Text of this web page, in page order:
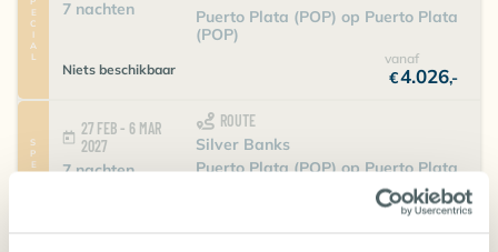
SPECIAL 7 nachten
Puerto Plata (POP) op Puerto Plata
(POP)
vanaf
€4.026,-
Niets beschikbaar
SPECIAL
27 FEB - 6 MAR
2027
7 nachten
ROUTE
Silver Banks
Puerto Plata (POP) op Puerto Plata
vanaf